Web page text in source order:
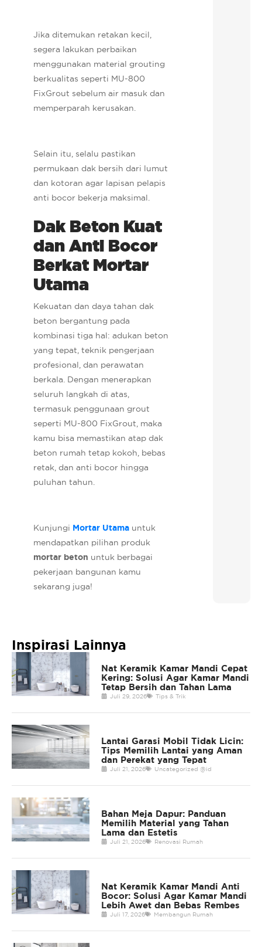
Jika ditemukan retakan kecil,
segera lakukan perbaikan
menggunakan material grouting
berkualitas seperti MU-800
FixGrout sebelum air masuk dan
memperparah kerusakan.
Selain itu, selalu pastikan
permukaan dak bersih dari lumut
dan kotoran agar lapisan pelapis
anti bocor bekerja maksimal.
Dak Beton Kuat
dan Anti Bocor
Berkat Mortar
Utama
Kekuatan dan daya tahan dak
beton bergantung pada
kombinasi tiga hal: adukan beton
yang tepat, teknik pengerjaan
profesional, dan perawatan
berkala. Dengan menerapkan
seluruh langkah di atas,
termasuk penggunaan grout
seperti MU-800 FixGrout, maka
kamu bisa memastikan atap dak
beton rumah tetap kokoh, bebas
retak, dan anti bocor hingga
puluhan tahun.
Kunjungi Mortar Utamauntuk
mendapatkan pilihan produk
mortar beton untuk berbagai
pekerjaan bangunan kamu
sekarang juga!
Inspirasi Lainnya
Nat Keramik Kamar Mandi Cepat
Kering: Solusi Agar Kamar Mandi
Tetap Bersih dan Tahan Lama
Juli 29, 2026 Tips & Trik
Lantai Garasi Mobil Tidak Licin:
Tips Memilih Lantai yang Aman
dan Perekat yang Tepat
Juli 21, 2026 Uncategorized @id
Bahan Meja Dapur: Panduan
Memilih Material yang Tahan
Lama dan Estetis
Juli 21, 2026 Renovasi Rumah
Nat Keramik Kamar Mandi Anti
Bocor: Solusi Agar Kamar Mandi
Lebih Awet dan Bebas Rembes
Juli 17, 2026 Membangun Rumah